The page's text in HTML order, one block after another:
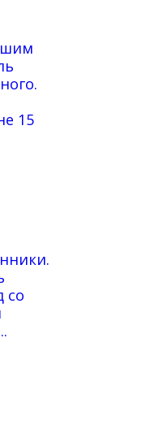
15
со